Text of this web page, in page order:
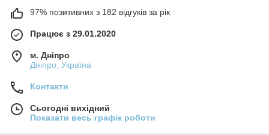
97% позитивних з 182 відгуків за рік
Працює з 29.01.2020
м. Дніпро
Дніпро, Україна
Контакти
Сьогодні вихідний
Показати весь графік роботи